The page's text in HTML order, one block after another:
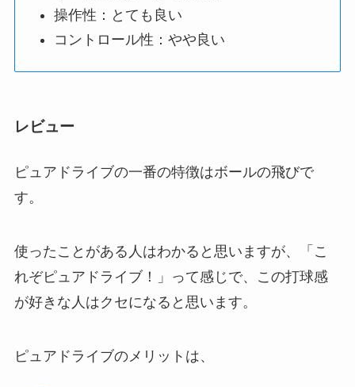
操作性：とても良い
コントロール性：やや良い
レビュー
ピュアドライブの一番の特徴はボールの飛びで
す。
使ったことがある人はわかると思いますが、「こ
れぞピュアドライブ！」って感じで、この打球感
が好きな人はクセになると思います。
ピュアドライブのメリットは、